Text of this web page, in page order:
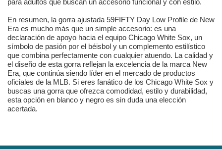
para adultos que buscan un accesorio funcional y con estilo.
En resumen, la gorra ajustada 59FIFTY Day Low Profile de New
Era es mucho más que un simple accesorio: es una
declaración de apoyo hacia el equipo Chicago White Sox, un
símbolo de pasión por el béisbol y un complemento estilístico
que combina perfectamente con cualquier atuendo. La calidad y
el diseño de esta gorra reflejan la excelencia de la marca New
Era, que continúa siendo líder en el mercado de productos
oficiales de la MLB. Si eres fanático de los Chicago White Sox y
buscas una gorra que ofrezca comodidad, estilo y durabilidad,
esta opción en blanco y negro es sin duda una elección
acertada.